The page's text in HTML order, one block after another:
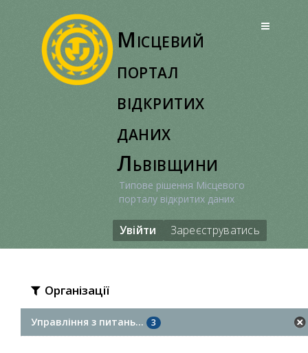
Місцевий
портал
відкритих
даних
Львівщини
Типове рішення Місцевого
порталу відкритих даних
Увійти Зареєструватись
Організації
Управління з питань... 3